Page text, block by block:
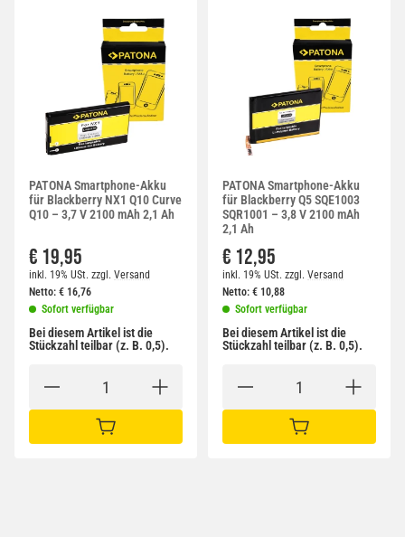
PATONA Smartphone-Akku
für Blackberry NX1 Q10 Curve
Q10 – 3,7 V 2100 mAh 2,1 Ah
€ 19,95
inkl. 19% USt. zzgl. Versand
Netto: € 16,76
Sofort verfügbar
Bei diesem Artikel ist die
Stückzahl teilbar (z. B. 0,5).
IN DEN WARENKORB
PATONA Smartphone-Akku
für Blackberry Q5 SQE1003
SQR1001 – 3,8 V 2100 mAh
2,1 Ah
€ 12,95
inkl. 19% USt. zzgl. Versand
Netto: € 10,88
Sofort verfügbar
Bei diesem Artikel ist die
Stückzahl teilbar (z. B. 0,5).
IN DEN WARENKORB